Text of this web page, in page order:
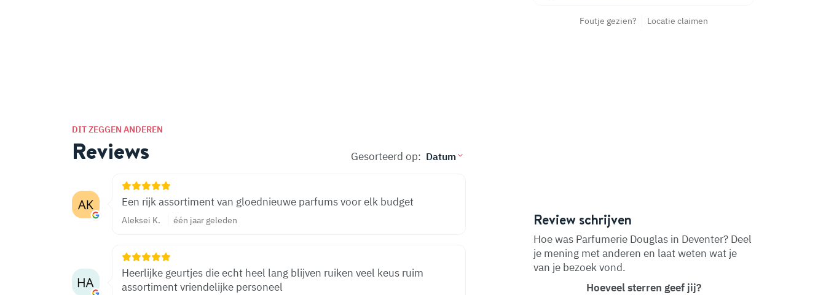
Foutje gezien? Locatie claimen
DIT ZEGGEN ANDEREN
Reviews Gesorteerd op:
Een rijk assortiment van gloednieuwe parfums voor elk budget
Aleksei K. één jaar geleden
Heerlijke geurtjes die echt heel lang blijven ruiken veel keus ruim
assortiment vriendelijke personeel
Review schrijven
Hoe was Parfumerie Douglas in Deventer? Deel
je mening met anderen en laat weten wat je
van je bezoek vond.
Hoeveel sterren geef jij?